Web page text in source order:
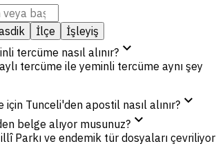
İlçe
İşleyiş
tercüme nasıl alınır?expand_more
tercüme ile yeminli tercüme aynı şey
Tunceli'den apostil nasıl alınır?expand_more
belge alıyor musunuz?expand_more
Parkı ve endemik tür dosyaları çevriliyor